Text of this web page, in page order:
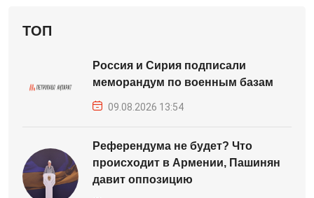
ТОП
Россия и Сирия подписали
меморандум по военным базам
09.08.2026 13:54
Референдума не будет? Что
происходит в Армении, Пашинян
давит оппозицию